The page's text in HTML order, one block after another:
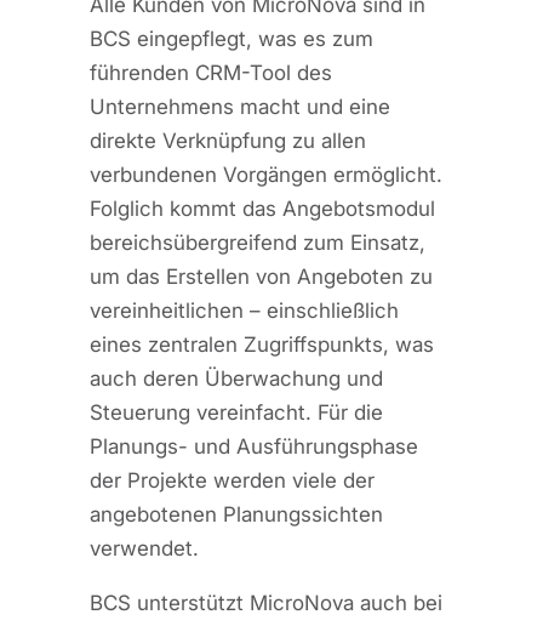
Alle Kunden von MicroNova sind in
BCS eingepflegt, was es zum
führenden CRM-Tool des
Unternehmens macht und eine
direkte Verknüpfung zu allen
verbundenen Vorgängen ermöglicht.
Folglich kommt das Angebotsmodul
bereichsübergreifend zum Einsatz,
um das Erstellen von Angeboten zu
vereinheitlichen – einschließlich
eines zentralen Zugriffspunkts, was
auch deren Überwachung und
Steuerung vereinfacht. Für die
Planungs- und Ausführungsphase
der Projekte werden viele der
angebotenen Planungssichten
verwendet.
BCS unterstützt MicroNova auch bei